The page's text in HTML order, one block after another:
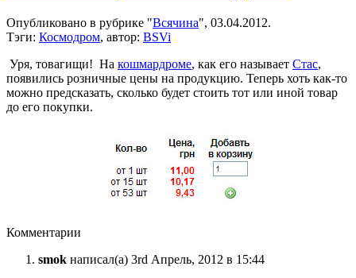
Опубликовано в рубрике "Всячина", 03.04.2012.
Тэги: Космодром, автор: BSVi
Уря, товагищи! На кошмардроме, как его называет Стас,
появились розничные цены на продукцию. Теперь хоть как-то
можно предсказать, сколько будет стоить тот или иной товар
до его покупки.
Комментарии
smok написал(а) 3rd Апрель, 2012 в 15:44